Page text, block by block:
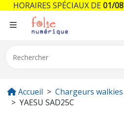
Accueil Chargeurs walkies
YAESU SAD25C
HORAIRES SPÉCIAUX DE01/08